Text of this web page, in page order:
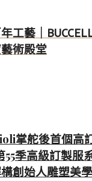
工藝｜
術殿堂
掌舵後首個高
55季高級訂製服
創始人雕塑美學